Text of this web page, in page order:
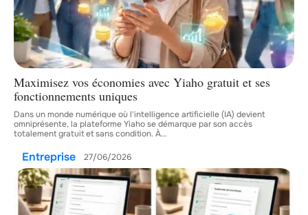
Maximisez vos économies avec Yiaho gratuit et ses
fonctionnements uniques
Dans un monde numérique où l'intelligence artificielle (IA) devient
omniprésente, la plateforme Yiaho se démarque par son accès
totalement gratuit et sans condition. À…
Entreprise 27/06/2026